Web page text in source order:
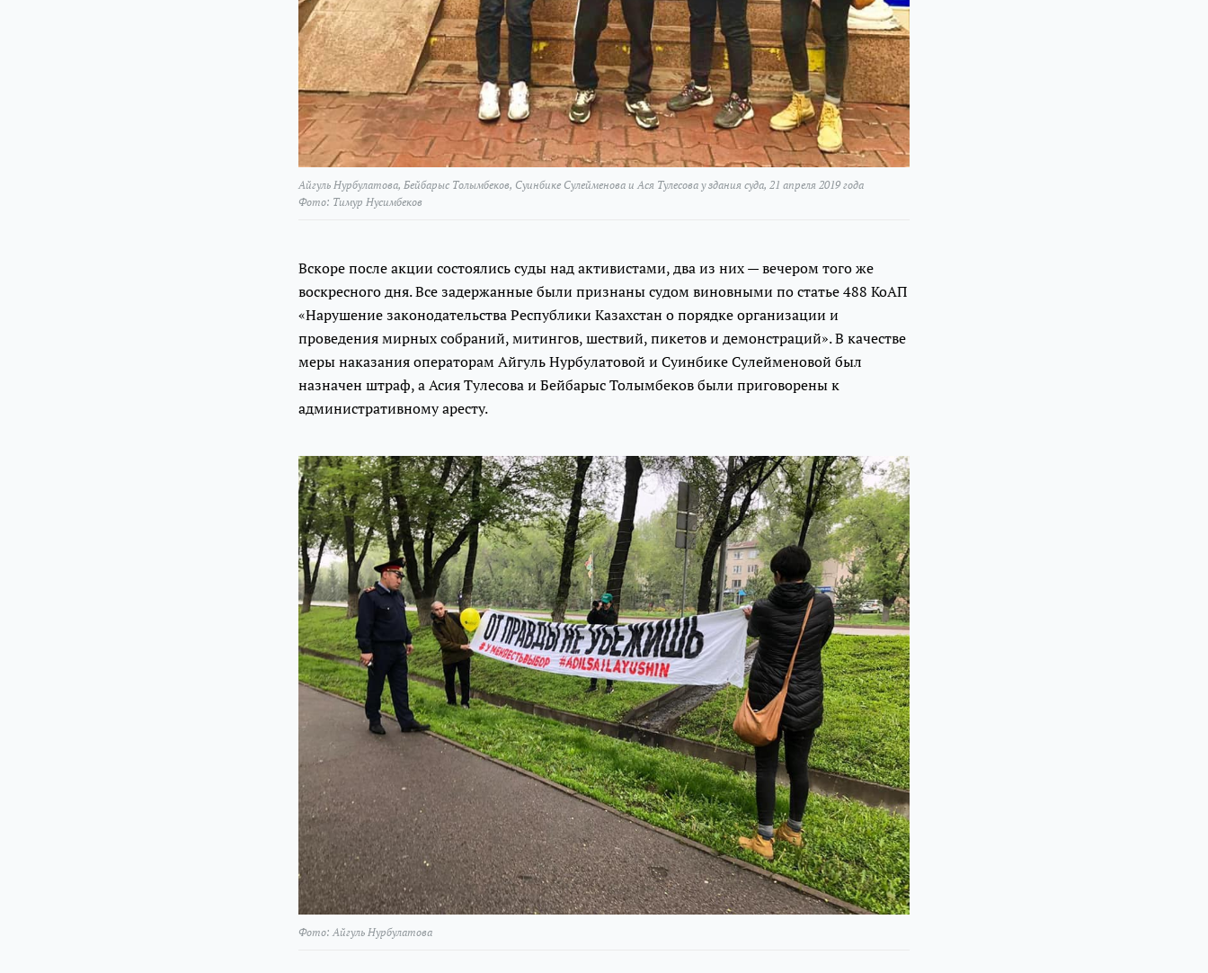
Айгуль Нурбулатова, Бейбарыс Толымбеков, Суинбике Сулейменова и Ася Тулесова у здания суда, 21 апреля 2019 года
Фото: Тимур Нусимбеков
Вскоре после акции состоялись суды над активистами, два из них — вечером того же
воскресного дня. Все задержанные были признаны судом виновными по статье 488 КоАП
«Нарушение законодательства Республики Казахстан о порядке организации и
проведения мирных собраний, митингов, шествий, пикетов и демонстраций». В качестве
меры наказания операторам Айгуль Нурбулатовой и Суинбике Сулейменовой был
назначен штраф, а Асия Тулесова и Бейбарыс Толымбеков были приговорены к
административному аресту.
Фото: Айгуль Нурбулатова